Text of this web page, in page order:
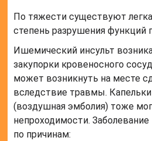
По тяжести существуют
степень разрушения функций
Ишемический инсульт
закупорки кровеносного
может возникнуть на месте
вследствие травмы.
(воздушная эмболия) тоже
непроходимости.
по причинам: